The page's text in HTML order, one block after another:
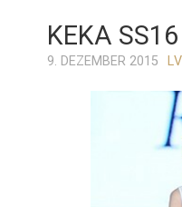
KEKA SS16
9. DEZEMBER 2015